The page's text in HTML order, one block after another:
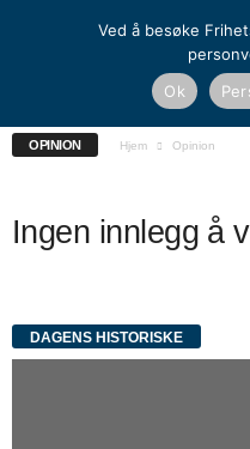
KRONIKK
OPINION Hjem Opinion
Ingen innlegg å
DAGENS HISTORISKE
Ved å besøke
Ok